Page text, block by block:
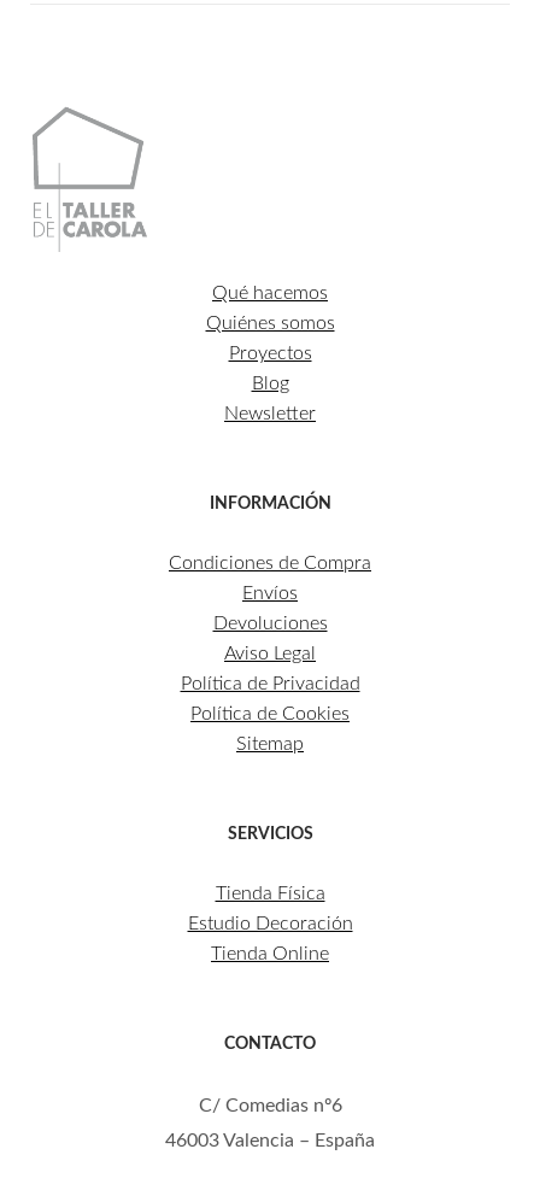
Qué hacemos
Quiénes somos
Proyectos
Blog
Newsletter
INFORMACIÓN
Condiciones de Compra
Envíos
Devoluciones
Aviso Legal
Política de Privacidad
Política de Cookies
Sitemap
SERVICIOS
Tienda Física
Estudio Decoración
Tienda Online
CONTACTO
C/ Comedias nº6
46003 Valencia – España